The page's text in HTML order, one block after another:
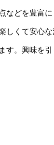
などを豊富
しくて安心
す。興味を